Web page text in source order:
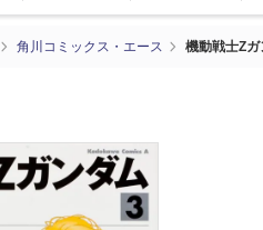
角川コミックス・エース 機動戦士Ζ